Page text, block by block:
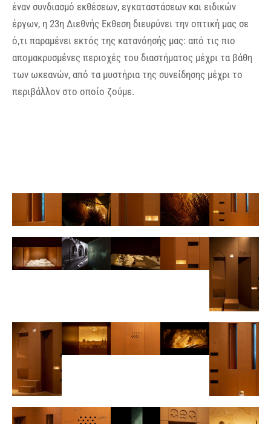
έναν συνδιασμό εκθέσεων, εγκαταστάσεων και ειδικών
έργων, η 23η Διεθνής Εκθεση διευρύνει την οπτική μας σε
ό,τι παραμένει εκτός της κατανόησής μας: από τις πιο
απομακρυσμένες περιοχές του διαστήματος μέχρι τα βάθη
των ωκεανών, από τα μυστήρια της συνείδησης μέχρι το
περιβάλλον στο οποίο ζούμε.